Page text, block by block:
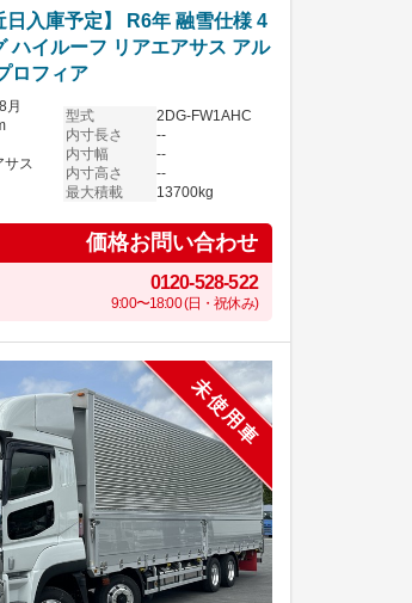
日入庫予定】 R6年 融雪仕様 4
ハイルーフ リアエアサス アル
ロフィア
月
サス
型式
2DG-FW1AHC
内寸長さ
--
内寸幅
--
内寸高さ
--
最大積載
13700kg
価格お問い合わせ
0120-528-522
9:00〜18:00 (日・祝休み)
未使用車